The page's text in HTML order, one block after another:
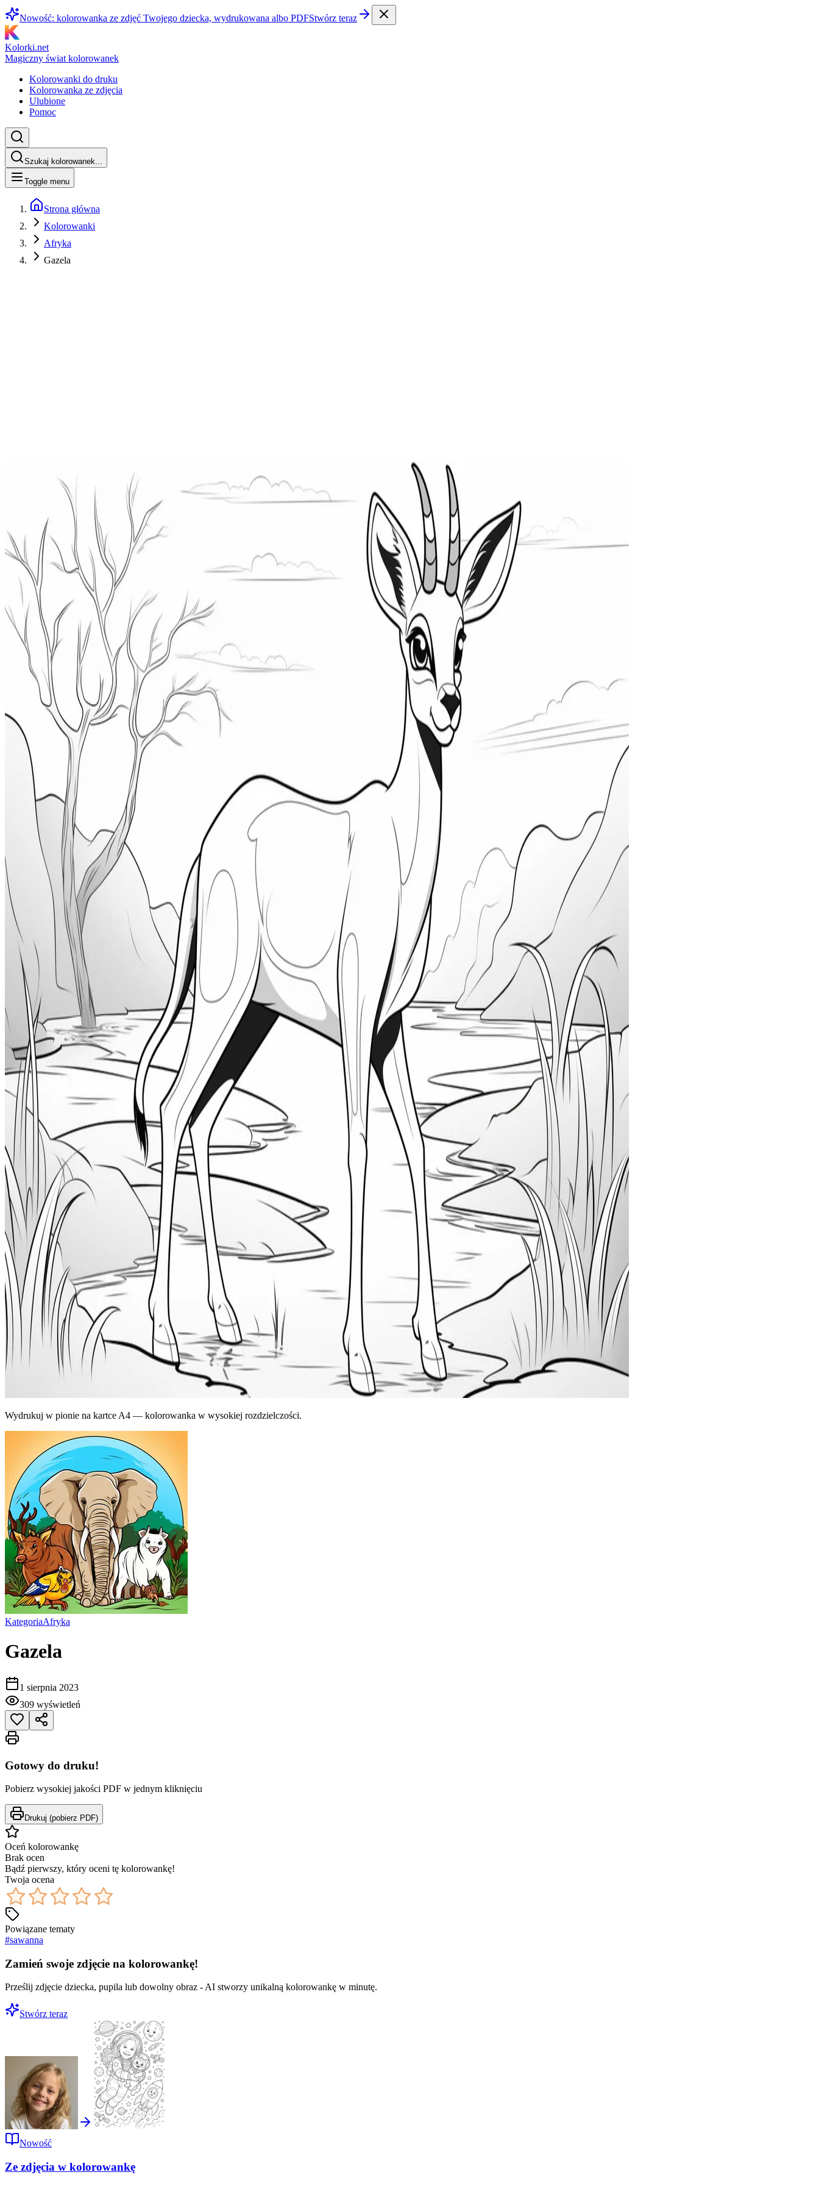
Nowość: kolorowanka ze zdjęć Twojego dziecka, wydrukowana albo PDFStwórz teraz
Kolorki.net
Magiczny świat kolorowanek
Kolorowanki do druku
Kolorowanka ze zdjęcia
Ulubione
Pomoc
Szukaj kolorowanek...
Toggle menu
Strona główna
Kolorowanki
Afryka
Gazela
Wydrukuj w pionie na kartce A4 — kolorowanka w wysokiej rozdzielczości.
KategoriaAfryka
Gazela
1 sierpnia 2023
309 wyświetleń
Gotowy do druku!
Pobierz wysokiej jakości PDF w jednym kliknięciu
Drukuj (pobierz PDF)
Oceń kolorowankę
Brak ocen
Bądź pierwszy, który oceni tę kolorowankę!
Twoja ocena
Powiązane tematy
#sawanna
Zamień swoje zdjęcie na kolorowankę!
Prześlij zdjęcie dziecka, pupila lub dowolny obraz - AI stworzy unikalną kolorowankę w minutę.
Stwórz teraz
Nowość
Ze zdjęcia w kolorowankę